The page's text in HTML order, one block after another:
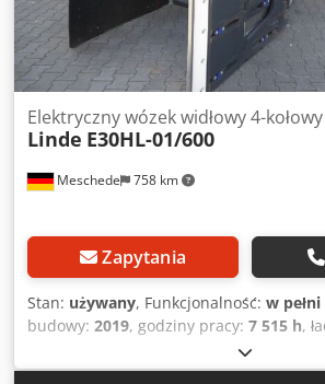
Meschede 758 km
Elektryczny wózek widłowy 4-kołowy
Linde E30HL-01/600
Zapytania
Stan: używany, Funkcjonalność: w
budowy: 2019, godziny pracy: 7 515 h,
5 485 mm
podnoszenia:1 674 mm, rodzaj paliwa: